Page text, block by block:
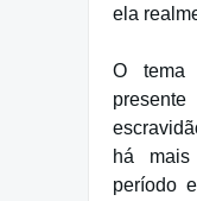
ela
O tema
há
período